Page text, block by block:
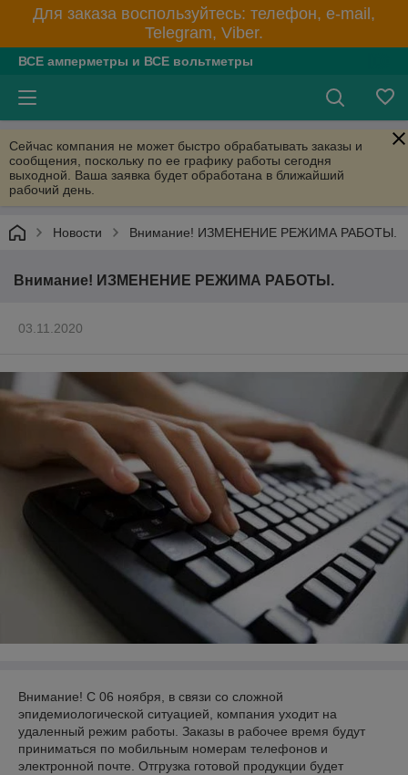
Для заказа воспользуйтесь: телефон, e-mail,
Telegram, Viber.
ВСЕ амперметры и ВСЕ вольтметры
Сейчас компания не может быстро обрабатывать заказы и
сообщения, поскольку по ее графику работы сегодня
выходной. Ваша заявка будет обработана в ближайший
рабочий день.
Новости Внимание! ИЗМЕНЕНИЕ РЕЖИМА РАБОТЫ.
Внимание! ИЗМЕНЕНИЕ РЕЖИМА РАБОТЫ.
03.11.2020
Внимание! С 06 ноября, в связи со сложной
эпидемиологической ситуацией, компания уходит на
удаленный режим работы. Заказы в рабочее время будут
приниматься по мобильным номерам телефонов и
электронной почте. Отгрузка готовой продукции будет